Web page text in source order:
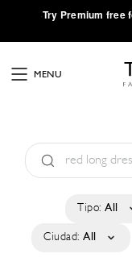
·Try Premium free
MENU
Tipo: All
Ciudad: All